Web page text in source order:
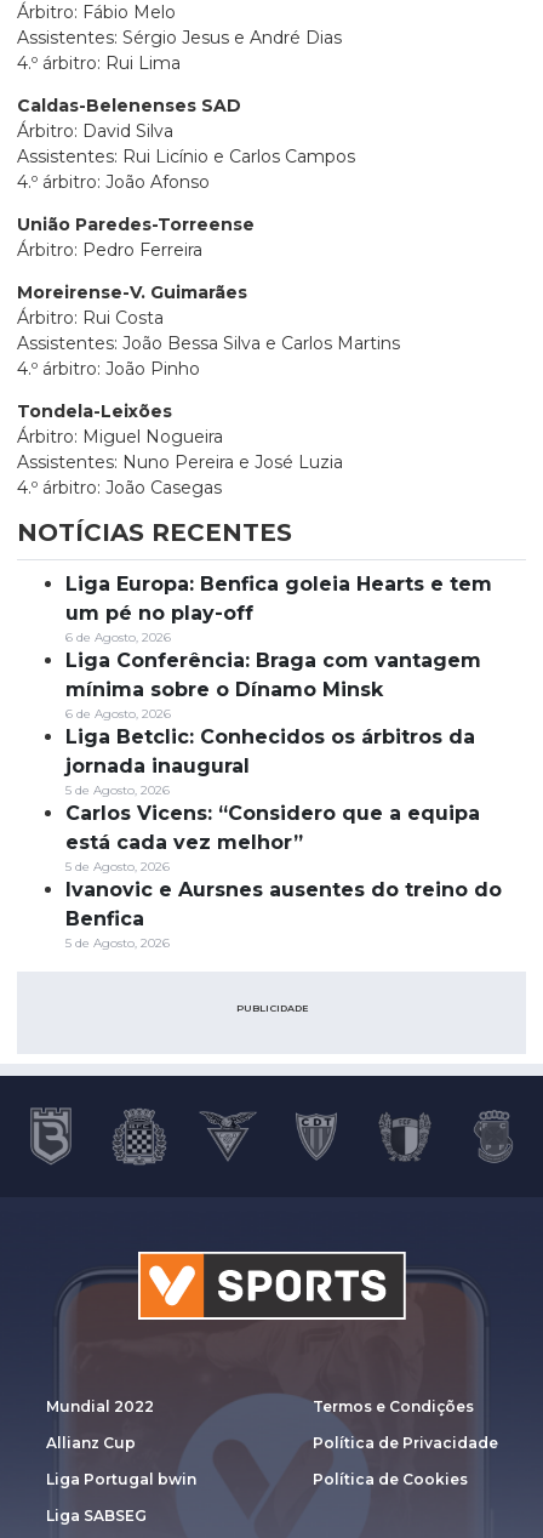
Árbitro: Fábio Melo
Assistentes: Sérgio Jesus e André Dias
4.º árbitro: Rui Lima
Caldas-Belenenses SAD
Árbitro: David Silva
Assistentes: Rui Licínio e Carlos Campos
4.º árbitro: João Afonso
União Paredes-Torreense
Árbitro: Pedro Ferreira
Moreirense-V. Guimarães
Árbitro: Rui Costa
Assistentes: João Bessa Silva e Carlos Martins
4.º árbitro: João Pinho
Tondela-Leixões
Árbitro: Miguel Nogueira
Assistentes: Nuno Pereira e José Luzia
4.º árbitro: João Casegas
NOTÍCIAS RECENTES
Liga Europa: Benfica goleia Hearts e tem
um pé no play-off
6 de Agosto, 2026
Liga Conferência: Braga com vantagem
mínima sobre o Dínamo Minsk
6 de Agosto, 2026
Liga Betclic: Conhecidos os árbitros da
jornada inaugural
5 de Agosto, 2026
Carlos Vicens: “Considero que a equipa
está cada vez melhor”
5 de Agosto, 2026
Ivanovic e Aursnes ausentes do treino do
Benfica
5 de Agosto, 2026
PUBLICIDADE
Mundial 2022
Allianz Cup
Liga Portugal bwin
Liga SABSEG
Termos e Condições
Política de Privacidade
Política de Cookies